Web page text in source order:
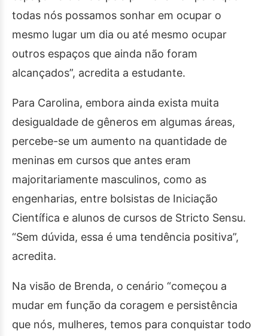
todas nós possamos sonhar em ocupar o
mesmo lugar um dia ou até mesmo ocupar
outros espaços que ainda não foram
alcançados”, acredita a estudante.
Para Carolina, embora ainda exista muita
desigualdade de gêneros em algumas áreas,
percebe-se um aumento na quantidade de
meninas em cursos que antes eram
majoritariamente masculinos, como as
engenharias, entre bolsistas de Iniciação
Científica e alunos de cursos de Stricto Sensu.
“Sem dúvida, essa é uma tendência positiva”,
acredita.
Na visão de Brenda, o cenário “começou a
mudar em função da coragem e persistência
que nós, mulheres, temos para conquistar todo